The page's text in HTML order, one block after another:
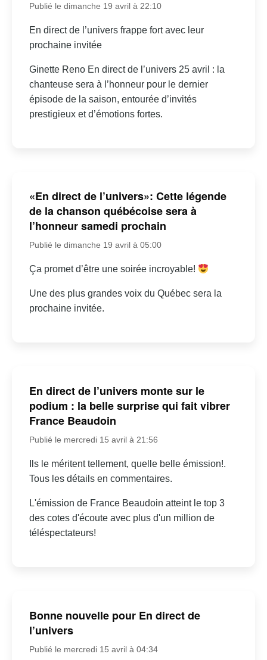
Publié le dimanche 19 avril à 22:10
En direct de l’univers frappe fort avec leur
prochaine invitée
Ginette Reno En direct de l’univers 25 avril : la
chanteuse sera à l’honneur pour le dernier
épisode de la saison, entourée d’invités
prestigieux et d’émotions fortes.
«En direct de l’univers»: Cette légende
de la chanson québécoise sera à
l’honneur samedi prochain
Publié le dimanche 19 avril à 05:00
Ça promet d’être une soirée incroyable!
Une des plus grandes voix du Québec sera la
prochaine invitée.
En direct de l’univers monte sur le
podium : la belle surprise qui fait vibrer
France Beaudoin
Publié le mercredi 15 avril à 21:56
Ils le méritent tellement, quelle belle émission!.
Tous les détails en commentaires.
L'émission de France Beaudoin atteint le top 3
des cotes d'écoute avec plus d'un million de
téléspectateurs!
Bonne nouvelle pour En direct de
l’univers
Publié le mercredi 15 avril à 04:34